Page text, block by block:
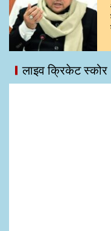
लाइव क्रिकेट स्कोर